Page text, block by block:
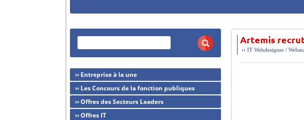
Artemis
›› IT Webdesigner /
›› Entreprise à la une
›› Les Concours de la fonction publiques
›› Offres des Secteurs Leaders
›› Offres IT